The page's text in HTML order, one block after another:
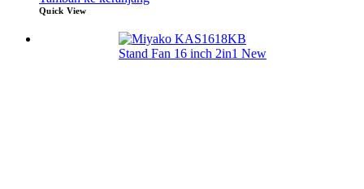
Quick View